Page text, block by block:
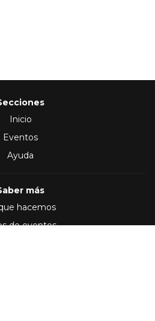
Inicio
Eventos
Ayuda
más
hacemos
de eventos